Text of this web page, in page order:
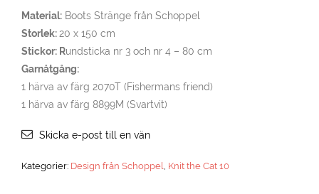
Material: Boots Stränge från Schoppel
Storlek: 20 x 150 cm
Stickor: Rundsticka nr 3 och nr 4 – 80 cm
Garnåtgång:
1 härva av färg 2070T (Fishermans friend)
1 härva av färg 8899M (Svartvit)
Skicka e-post till en vän
Kategorier: Design från Schoppel Knit the Cat 10